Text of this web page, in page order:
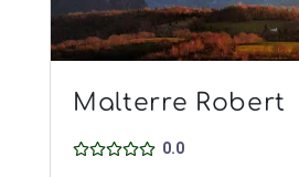
Malterre Robert
0.0